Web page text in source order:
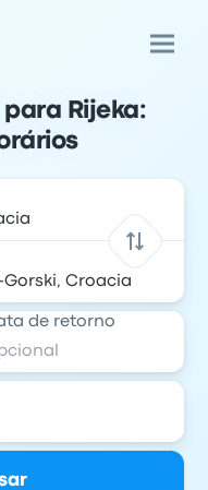
Rijeka:
de retorno